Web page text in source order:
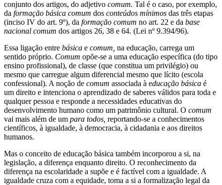
conjunto dos artigos, do adjetivo comum. Tal é o caso, por exemplo,
da formação básica comum dos conteúdos mínimos das três etapas
(inciso IV do art. 9º), da formação comum no art. 22 e da base
nacional comum dos artigos 26, 38 e 64. (Lei nº 9.394/96).
Essa ligação entre básica e comum, na educação, carrega um
sentido próprio. Comum opõe-se a uma educação específica (do tipo
ensino profissional), de classe (que constitua um privilégio) ou
mesmo que carregue algum diferencial mesmo que lícito (escola
confessional). A noção de comum associada à educação básica é
um direito e intenciona o aprendizado de saberes válidos para toda e
qualquer pessoa e responde a necessidades educativas do
desenvolvimento humano como um patrimônio cultural. O comum
vai mais além de um para todos, reportando-se a conhecimentos
científicos, à igualdade, à democracia, à cidadania e aos direitos
humanos.
Mas o conceito de educação básica também incorporou a si, na
legislação, a diferença enquanto direito. O reconhecimento da
diferença na escolaridade a supõe e é factível com a igualdade. A
igualdade cruza com a equidade, toma a si a formalização legal da